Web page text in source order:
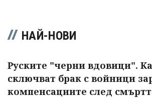
НАЙ-НОВИ
Руските "черни вдовици".
сключват брак с войници
компенсациите след